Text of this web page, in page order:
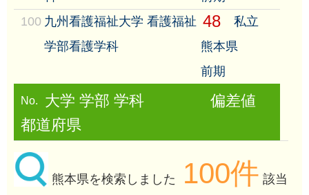
100 九州看護福祉大学 看護福祉
学部看護学科
48
私立
熊本県
前期
No. 大学 学部 学科
偏差値
都道府県
熊本県を検索しました 100件 該当